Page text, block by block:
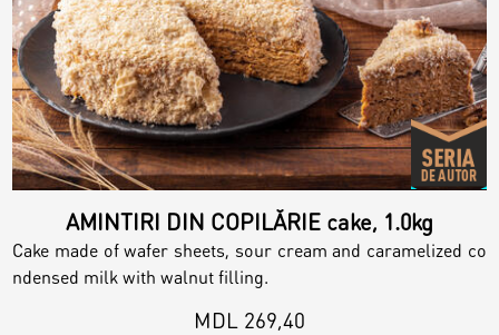
AMINTIRI DIN COPILĂRIE cake, 1.0kg
Cake made of wafer sheets, sour cream and caramelized co
ndensed milk with walnut filling.
MDL 269,40